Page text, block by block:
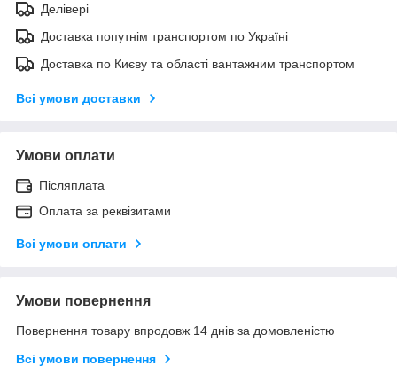
Делівері
Доставка попутнім транспортом по Україні
Доставка по Києву та області вантажним транспортом
Всі умови доставки
Умови оплати
Післяплата
Оплата за реквізитами
Всі умови оплати
Умови повернення
Повернення товару впродовж 14 днів за домовленістю
Всі умови повернення